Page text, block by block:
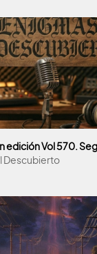
Descubierto